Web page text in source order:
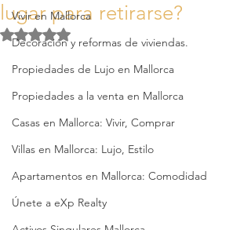
Vivir en Mallorca
Decoración y reformas de viviendas.
Propiedades de Lujo en Mallorca
Propiedades a la venta en Mallorca
Casas en Mallorca: Vivir, Comprar
Villas en Mallorca: Lujo, Estilo
Apartamentos en Mallorca: Comodidad
Únete a eXp Realty
lugar para retirarse?
Obtuvo NaN de 5 estrellas.